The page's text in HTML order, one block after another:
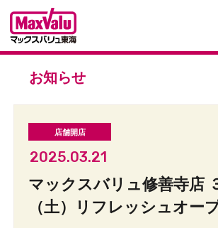
お知らせ
2025.03.21
マックスバリュ修善寺店
（土）リフレッシュオー